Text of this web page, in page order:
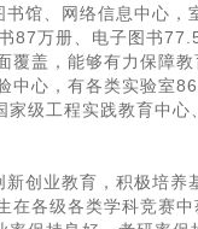
馆、网络信息中心
87万册、电子图书
盖，能够有力保障
中心，有各类实验室
级工程实践教育中
创业教育，积极培
在各级各类学科竞赛